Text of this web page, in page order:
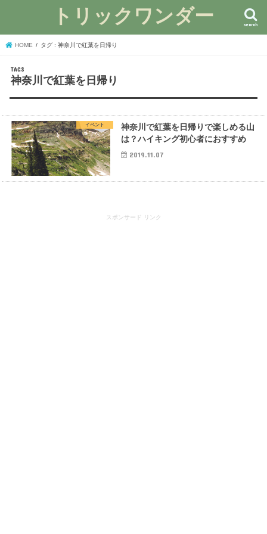
トリックワンダー search
HOME タグ : 神奈川で紅葉を日帰り
神奈川で紅葉を日帰り
イベント
神奈川で紅葉を日帰りで楽しめる山
は？ハイキング初心者におすすめ
2019.11.07
スポンサード リンク